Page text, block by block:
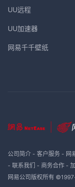
UU远程
UU加速器
网易千千壁纸
公司简介- 客户服务- 网
- 联系我们 - 商务合作-
网易公司版权所有